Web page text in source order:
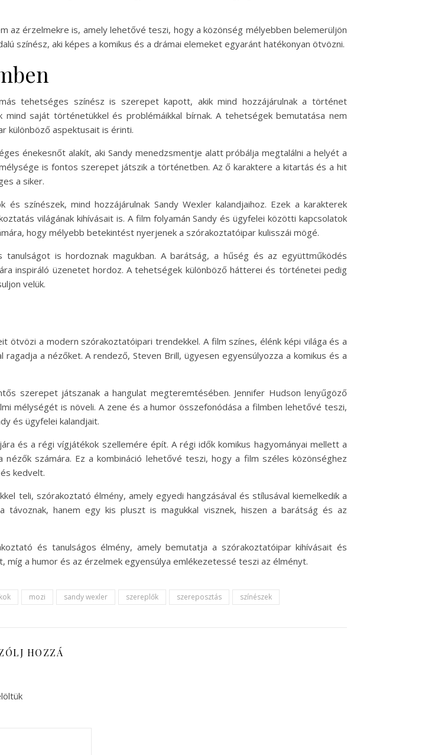
az érzelmekre is, amely lehetővé teszi, hogy a közönség mélyebben belemerüljön
színész, aki képes a komikus és a drámai elemeket egyaránt hatékonyan ötvözni.
tehetséges színész is szerepet kapott, akik mind hozzájárulnak a történet
saját történetükkel és problémáikkal bírnak. A tehetségek bemutatása nem
különböző aspektusait is érinti.
énekesnőt alakít, aki Sandy menedzsmentje alatt próbálja megtalálni a helyét a
is fontos szerepet játszik a történetben. Az ő karaktere a kitartás és a hit
a siker.
színészek, mind hozzájárulnak Sandy Wexler kalandjaihoz. Ezek a karakterek
világának kihívásait is. A film folyamán Sandy és ügyfelei közötti kapcsolatok
hogy mélyebb betekintést nyerjenek a szórakoztatóipar kulisszái mögé.
is hordoznak magukban. A barátság, a hűség és az együttműködés
inspiráló üzenetet hordoz. A tehetségek különböző hátterei és történetei pedig
velük.
ötvözi a modern szórakoztatóipari trendekkel. A film színes, élénk képi világa és a
a nézőket. A rendező, Steven Brill, ügyesen egyensúlyozza a komikus és a
szerepet játszanak a hangulat megteremtésében. Jennifer Hudson lenyűgöző
mélységét is növeli. A zene és a humor összefonódása a filmben lehetővé teszi,
és ügyfelei kalandjait.
és a régi vígjátékok szellemére épít. A régi idők komikus hagyományai mellett a
számára. Ez a kombináció lehetővé teszi, hogy a film széles közönséghez
kedvelt.
teli, szórakoztató élmény, amely egyedi hangzásával és stílusával kiemelkedik a
távoznak, hanem egy kis pluszt is magukkal visznek, hiszen a barátság és az
és tanulságos élmény, amely bemutatja a szórakoztatóipar kihívásait és
a humor és az érzelmek egyensúlya emlékezetessé teszi az élményt.
mozi sandy wexler szereplők szereposztás színészek
HOZZÁ